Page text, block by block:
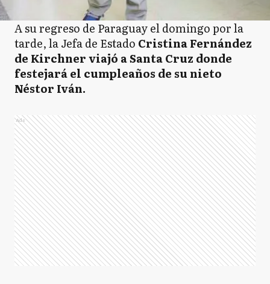
A su regreso de Paraguay el domingo por la
tarde, la Jefa de Estado Cristina Fernández
de Kirchner viajó a Santa Cruz donde
festejará el cumpleaños de su nieto
Néstor Iván.
Ads